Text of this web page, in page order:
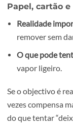
O inox marca
microfibra. Em
primeiro num
Madeira
detergente.
Evite:álcool